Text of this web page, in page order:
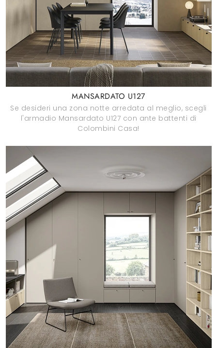
MANSARDATO U127
Se desideri una zona notte arredata al meglio, scegli
l'armadio Mansardato U127 con ante battenti di
Colombini Casa!